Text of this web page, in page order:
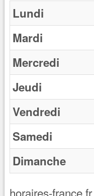
Lundi
Mardi
Mercredi
Jeudi
Vendredi
Samedi
Dimanche
horaires-